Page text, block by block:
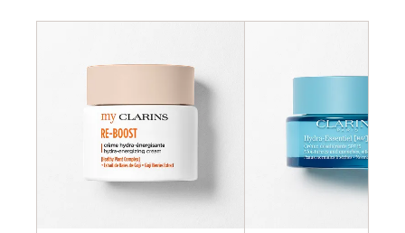
Principaux avantages